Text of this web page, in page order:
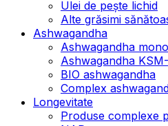
Ulei de pește lichid
Alte grăsimi
Ashwagandha
Ashwagandha
Ashwagandha
BIO ashwagandha
Complex
Longevitate
Produse complexe